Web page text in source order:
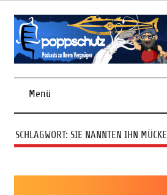
Skip
contentPodcasts zu Ihrem Vergnügen
Menü
SCHLAGWORT: SIE NANNTEN IHN MÜCKE